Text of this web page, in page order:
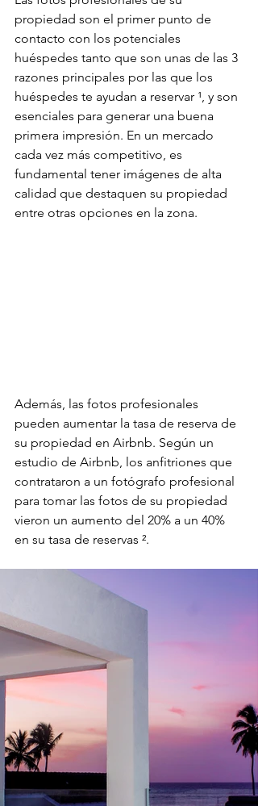
propiedad son el primer punto de
contacto con los potenciales
huéspedes tanto que son unas de las 3
razones principales por las que los
huéspedes te ayudan a reservar ¹, y son
esenciales para generar una buena
primera impresión. En un mercado
cada vez más competitivo, es
fundamental tener imágenes de alta
calidad que destaquen su propiedad
entre otras opciones en la zona.
Además, las fotos profesionales
pueden aumentar la tasa de reserva de
su propiedad en Airbnb. Según un
estudio de Airbnb, los anfitriones que
contrataron a un fotógrafo profesional
para tomar las fotos de su propiedad
vieron un aumento del 20% a un 40%
en su tasa de reservas ².